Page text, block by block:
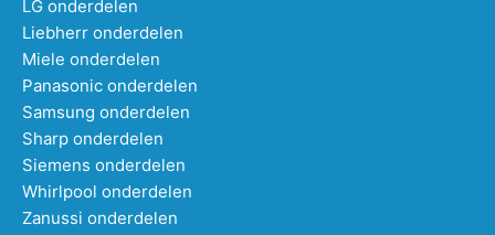
LG onderdelen
Liebherr onderdelen
Miele onderdelen
Panasonic onderdelen
Samsung onderdelen
Sharp onderdelen
Siemens onderdelen
Whirlpool onderdelen
Zanussi onderdelen